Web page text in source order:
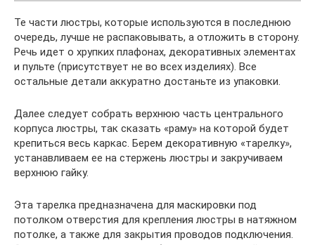
Те части люстры, которые используются в последнюю
очередь, лучше не распаковывать, а отложить в сторону.
Речь идет о хрупких плафонах, декоративных элементах
и пульте (присутствует не во всех изделиях). Все
остальные детали аккуратно достаньте из упаковки.
Далее следует собрать верхнюю часть центрального
корпуса люстры, так сказать «раму» на которой будет
крепиться весь каркас. Берем декоративную «тарелку»,
устанавливаем ее на стержень люстры и закручиваем
верхнюю гайку.
Эта тарелка предназначена для маскировки под
потолком отверстия для крепления люстры в натяжном
потолке, а также для закрытия проводов подключения.